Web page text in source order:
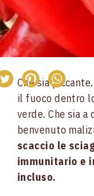
Che sia
il fuoco dentro
verde. Che sia
benvenuto
scaccio le
immunitario e
incluso.